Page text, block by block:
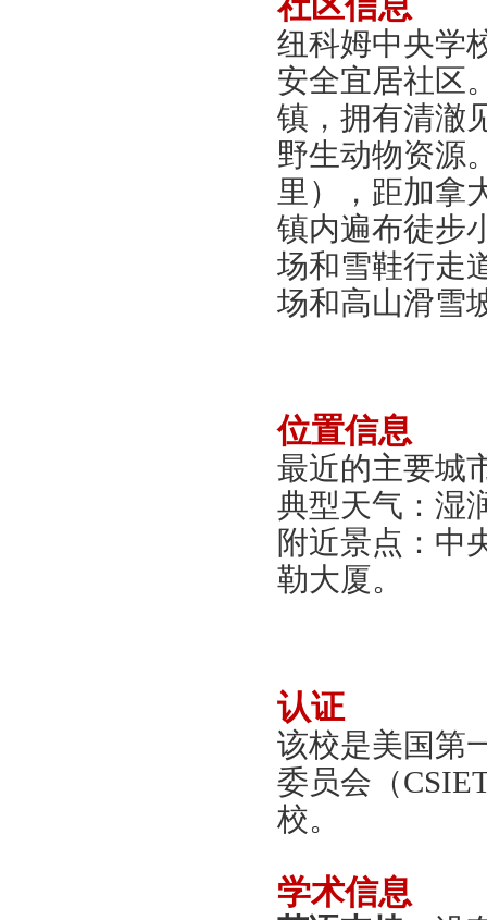
纽科姆中央学
安全宜居社区
镇，拥有清澈
野生动物资源
里），距加拿
镇内遍布徒步
场和雪鞋行走
场和高山滑雪
位置信息
最近的主要城
典型天气：湿
附近景点：中
勒大厦。
认证
该校是美国第
委员会（
校。
学术信息